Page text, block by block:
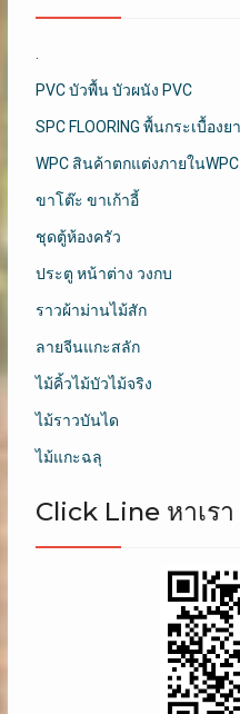
.
PVC บัวพื้น บัวผนัง PVC
SPC FLOORING พื้นกระเบื้อง
WPC สินค้าตกแต่งภายใน
ขาโต๊ะ ขาเก้าอี้
ชุดตู้ห้องครัว
ประตู หน้าต่าง วงกบ
ราวผ้าม่านไม้สัก
ลายจีนแกะสลัก
ไม้คิ้วไม้บัวไม้จริง
ไม้ราวบันได
ไม้แกะฉลุ
Click Line หาเรา